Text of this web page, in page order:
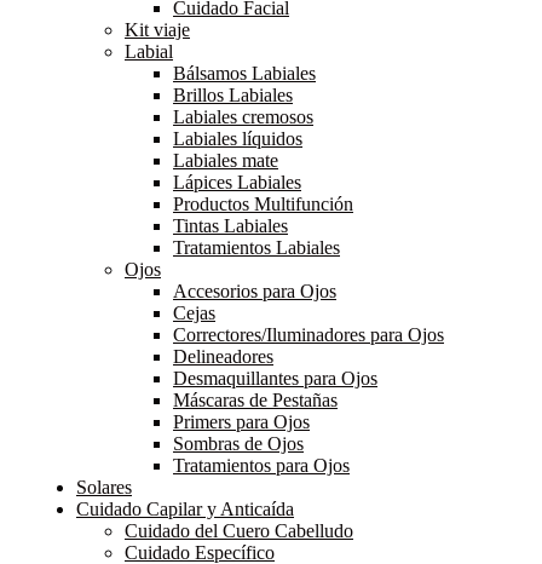
Cuidado Facial
Kit viaje
Labial
Bálsamos Labiales
Brillos Labiales
Labiales cremosos
Labiales líquidos
Labiales mate
Lápices Labiales
Productos Multifunción
Tintas Labiales
Tratamientos Labiales
Ojos
Accesorios para Ojos
Cejas
Correctores/Iluminadores para Ojos
Delineadores
Desmaquillantes para Ojos
Máscaras de Pestañas
Primers para Ojos
Sombras de Ojos
Tratamientos para Ojos
Solares
Cuidado Capilar y Anticaída
Cuidado del Cuero Cabelludo
Cuidado Específico